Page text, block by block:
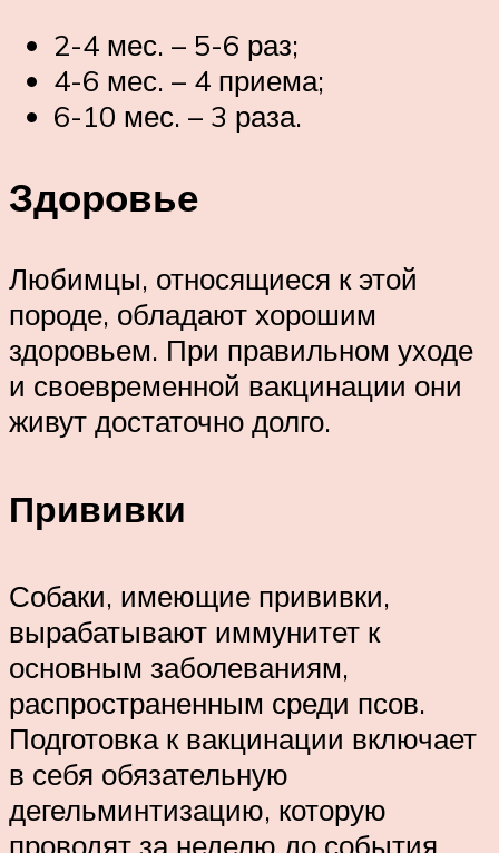
2-4 мес. – 5-6 раз;
4-6 мес. – 4 приема;
6-10 мес. – 3 раза.
Здоровье
Любимцы, относящиеся к этой
породе, обладают хорошим
здоровьем. При правильном уходе
и своевременной вакцинации они
живут достаточно долго.
Прививки
Собаки, имеющие прививки,
вырабатывают иммунитет к
основным заболеваниям,
распространенным среди псов.
Подготовка к вакцинации включает
в себя обязательную
дегельминтизацию, которую
проводят за неделю до события.